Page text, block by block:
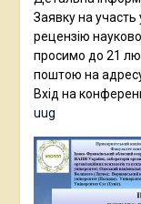
Заявку на участь
рецензію
просимо до 21
поштою на
Вхід на
uug